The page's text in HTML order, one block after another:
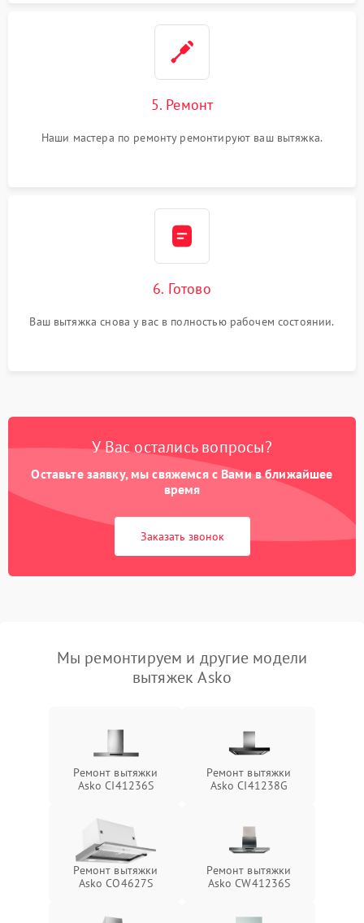
5. Ремонт
Наши мастера по ремонту ремонтируют ваш вытяжка.
6. Готово
Ваш вытяжка снова у вас в полностью рабочем состоянии.
У Вас остались вопросы?
Оставьте заявку, мы свяжемся с Вами в ближайшее
время
Заказать звонок
Мы ремонтируем и другие модели
вытяжек Asko
Ремонт вытяжки
Asko CI41236S
Ремонт вытяжки
Asko CI41238G
Ремонт вытяжки
Asko CO4627S
Ремонт вытяжки
Asko CW41236S